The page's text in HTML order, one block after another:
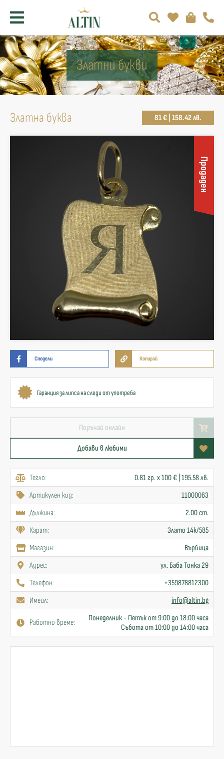
Златни букви
Златна буква 81 € | 158.42 лв.
Продаден
Сподели Копирай
Гаранция за липса на следи от употреба
Поръчай онлайн
Добави в любими
Тегло:
0.81 гр. x 100 € | 195.58 лв.
Артикулен код:
11000063
Дължина:
2.00 cm.
Карат:
Злато 14к/585
Mагазин:
Върбица
Адрес:
ул. Баба Тонка 29
Телефон:
+359878812300
Имейл:
info@altin.bg
Работно време:
Понеделник - Петък от 9:00 до 18:00 часа
Събота от 10:00 до 14:00 часа